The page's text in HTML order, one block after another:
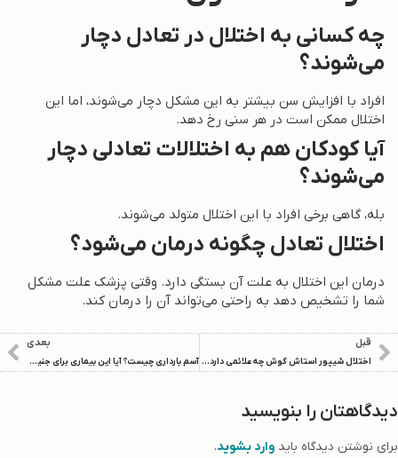
چه کسانی به اختلال در تعادل دچار
می‌شوند؟
افراد با افزایش سن بیشتر به این مشکل دچار می‌شوند، اما این
اختلال ممکن است در هر سنی رخ دهد.
آیا کودکان هم به اختلالات تعادلی دچار
می‌شوند؟
بله، گاهی برخی افراد با این اختلال متولد می‌شوند.
اختلال تعادل چگونه درمان می‌شود؟
درمان این اختلال به علت آن بستگی دارد. وقتی پزشک علت مشکل
شما را تشخیص دهد به راحتی می‌تواند آن را درمان کند.
قبل
اختلال شیپور استاش گوش چه علائمی دارد؟ + نحوه تشخیص و درمان
بعدی
آسم بارداری چیست؟ آیا این بیماری برای جنین خطر دارد؟
دیدگاهتان را بنویسید
برای نوشتن دیدگاه باید وارد بشوید.